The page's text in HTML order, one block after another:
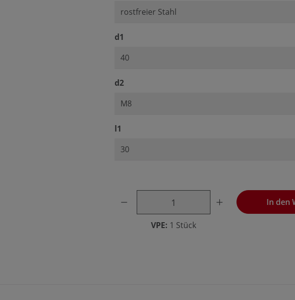
d1
d2auswählen
l1
Produkt Anzahl: Gib den gewünschten Wert
VPE: 1 Stück
In den